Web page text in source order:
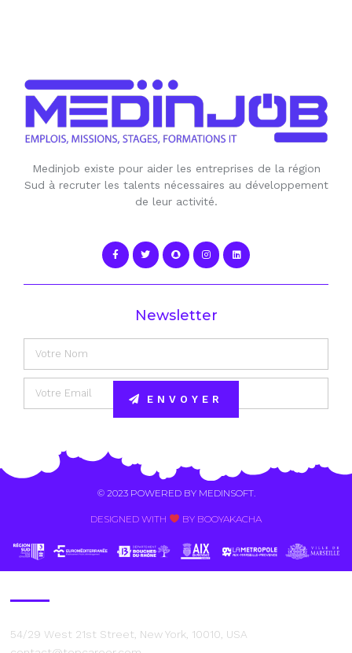
Medinjob existe pour aider les entreprises de la région
Sud à recruter les talents nécessaires au développement
de leur activité.
Newsletter
ENVOYER
© 2023 POWERED BY MEDINSOFT.
DESIGNED WITH BY BOOYAKACHA​
54/29 West 21st Street, New York, 10010, USA